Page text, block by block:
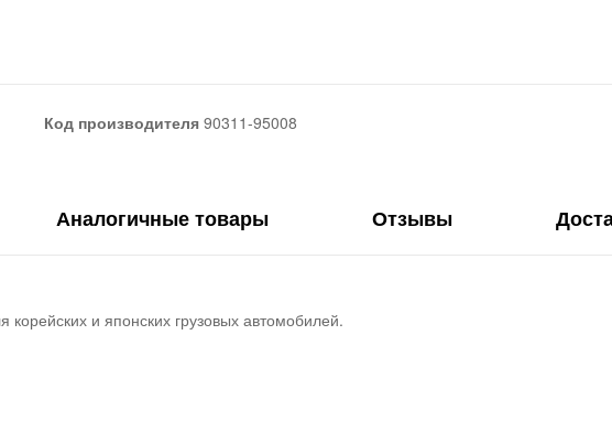
Код производителя90311-95008
Аналогичные товары Отзывы
корейских и японских грузовых автомобилей.